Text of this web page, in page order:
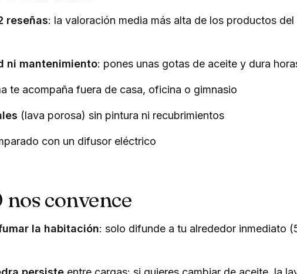
reseñas: la valoración media más alta de los productos del
ni mantenimiento: pones unas gotas de aceite y dura
te acompaña fuera de casa, oficina o gimnasio
(lava porosa) sin pintura ni recubrimientos
con un difusor eléctrico
nos convence
la habitación: solo difunde a tu alrededor inmediato